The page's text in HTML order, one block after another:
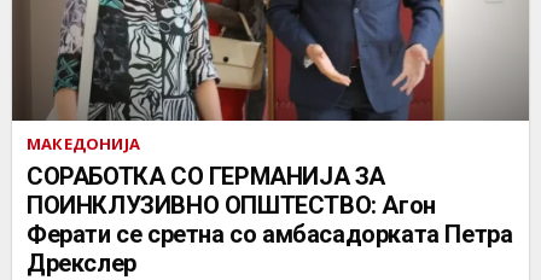
МАКЕДОНИЈА
СОРАБОТКА СО ГЕРМАНИЈА ЗА
ПОИНКЛУЗИВНО ОПШТЕСТВО: Агон
Ферати се сретна со амбасадорката Петра
Дрекслер